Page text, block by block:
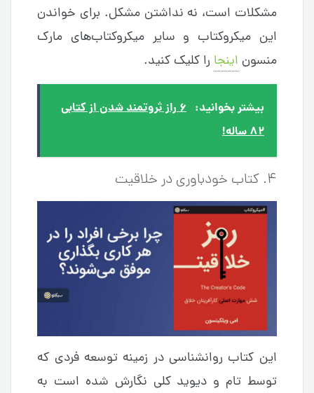
مشکلات است، نه نداشتن مشکل. برای خواندن
این میکروکتاب و سایر میکروکتاب‌های مارک
منسون اینجا را کلیک کنید.
بیشتر بخوانید:
۶ راز ثروتمند شدن از کتابی
۸۲ ساله!
۴. کتاب خودباوری در خلاقیت
این کتاب روانشناسی در زمینه توسعه فردی که
توسط تام و دیوید کلی نگارش شده است به